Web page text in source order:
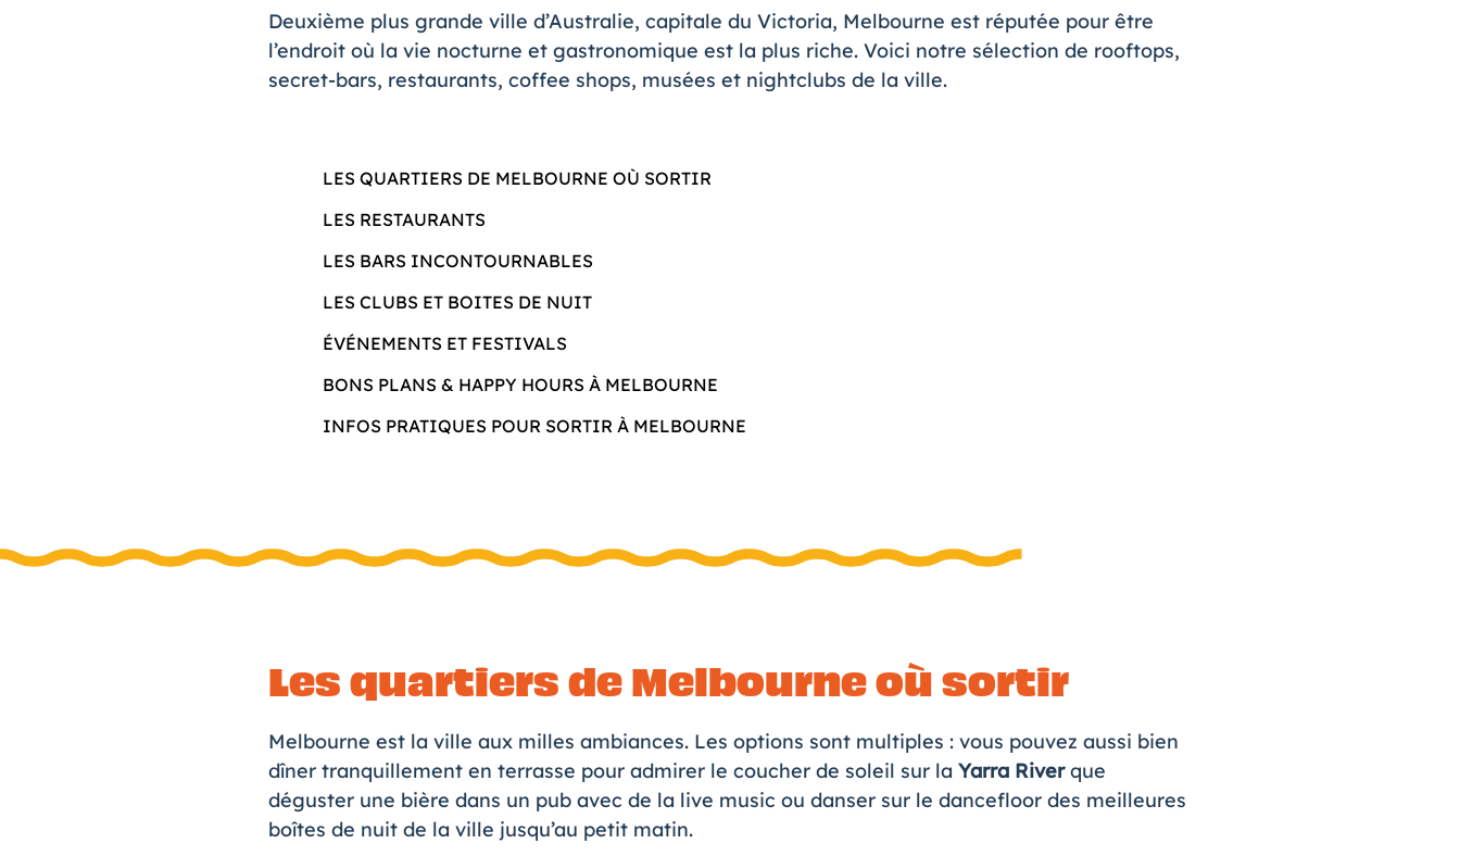
Deuxième plus grande ville d’Australie, capitale du Victoria, Melbourne est réputée pour être
l’endroit où la vie nocturne et gastronomique est la plus riche. Voici notre sélection de rooftops,
secret-bars, restaurants, coffee shops, musées et nightclubs de la ville.
LES QUARTIERS DE MELBOURNE OÙ SORTIR
LES RESTAURANTS
LES BARS INCONTOURNABLES
LES CLUBS ET BOITES DE NUIT
ÉVÉNEMENTS ET FESTIVALS
BONS PLANS & HAPPY HOURS À MELBOURNE
INFOS PRATIQUES POUR SORTIR À MELBOURNE
Les quartiers de Melbourne où sortir
Melbourne est la ville aux milles ambiances. Les options sont multiples : vous pouvez aussi bien
dîner tranquillement en terrasse pour admirer le coucher de soleil sur la Yarra Riverque
déguster une bière dans un pub avec de la live music ou danser sur le dancefloor des meilleures
boîtes de nuit de la ville jusqu’au petit matin.